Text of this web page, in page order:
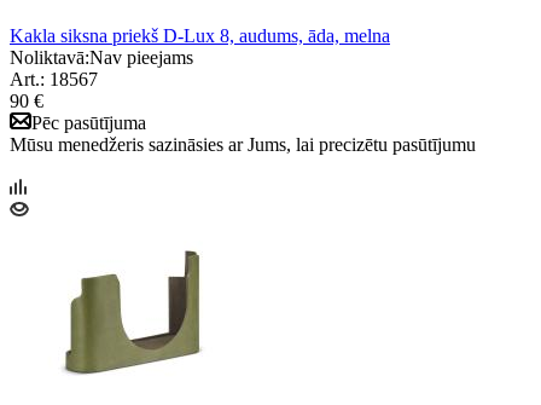
Kakla siksna priekš D-Lux 8, audums, āda, melna
Noliktavā:Nav pieejams
Art.: 18567
90 €
Pēc pasūtījuma
Mūsu menedžeris sazināsies ar Jums, lai precizētu pasūtījumu